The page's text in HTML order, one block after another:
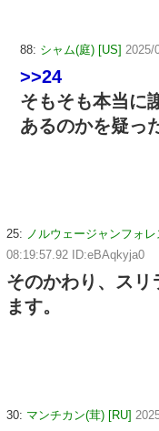
88: シャム(庭) [US] 2025/
>>24
そもそも本当に
あるのかを疑っ
25: ノルウェージャンフォ
08:19:57.92 ID:eBAqkyja0
そのかわり、スリ
ます。
30: マンチカン(茸) [RU]